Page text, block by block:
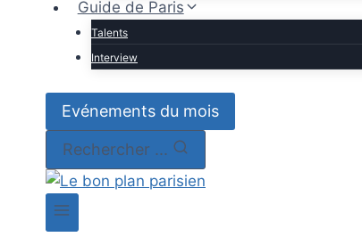
Guide de Paris
Talents
Interview
Evénements du mois
Rechercher ...